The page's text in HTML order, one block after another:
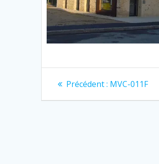
Navigation
de
Précédent : Article
MVC-011F